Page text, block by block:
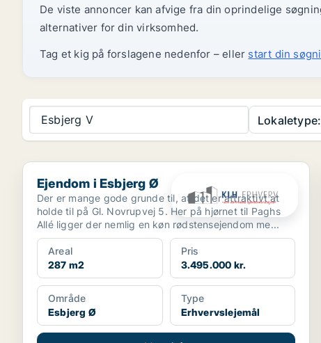
De viste annoncer kan afvige fra din oprindelige
alternativer for din virksomhed.
Tag et kig på forslagene nedenfor – eller start din
Esbjerg V Lokaletype:
Ejendom i Esbjerg Ø
Ejendom i Esbjerg Ø
Der er mange gode grunde til, at det er attraktivt at
holde til på Gl. Novrupvej 5. Her på hjørnet til Paghs
Allé ligger der nemlig en køn rødstensejendom me...
Areal
287 m2
Pris
3.495.000 kr.
Område
Esbjerg Ø
Type
Erhvervslejemål